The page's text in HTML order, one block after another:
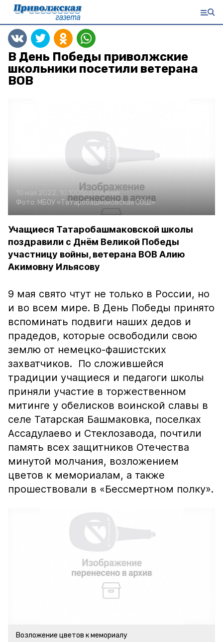
В День Победы приволжские
школьники посетили ветерана
ВОВ
10 мая 2022, 10:10Образование
Фото: МБОУ «Татаробашмаковская СОШ»
Учащиеся Татаробашмаковской школы
поздравили с Днём Великой Победы
участницу войны, ветерана ВОВ Алию
Акимовну Ильясову
9 мая свято чтут не только в России, но
и во всем мире. В День Победы принято
вспоминать подвиги наших дедов и
прадедов, которые освободили свою
землю от немецко-фашистских
захватчиков. По сложившейся
традиции учащиеся и педагоги школы
приняли участие в торжественном
митинге у обелисков воинской славы в
селе Татарская Башмаковка, поселках
Ассадулаево и Стеклозавода, почтили
память всех защитников Отечества
минутой молчания, возложением
цветов к мемориалам, а также
прошествовали в «Бессмертном полку».
Возложение цветов к мемориалу